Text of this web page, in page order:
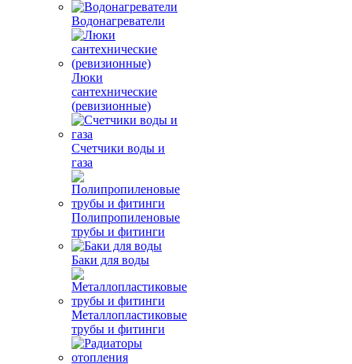
Водонагреватели
Люки
сантехнические
(ревизионные)
Счетчики воды и
газа
Полипропиленовые
трубы и фитинги
Баки для воды
Металлопластиковые
трубы и фитинги